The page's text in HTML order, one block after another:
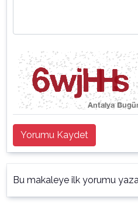
Yorumu Kaydet
Bu makaleye ilk yorumu